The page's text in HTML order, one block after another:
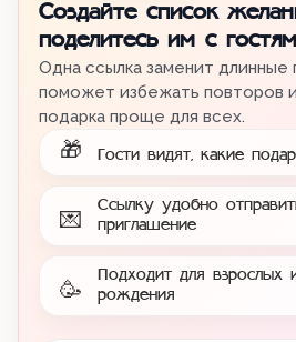
Создайте список
поделитесь им с
Одна ссылка заменит длинные
поможет избежать повторов
подарка проще для всех.
🎁 Гости видят, какие
💌
Ссылку удобно
приглашение
🥳
Подходит для взрослых
рождения